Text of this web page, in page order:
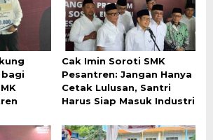
bagi
Cak Imin Soroti SMK
Pesantren: Jangan Hanya
Cetak Lulusan, Santri
Harus Siap Masuk Industri